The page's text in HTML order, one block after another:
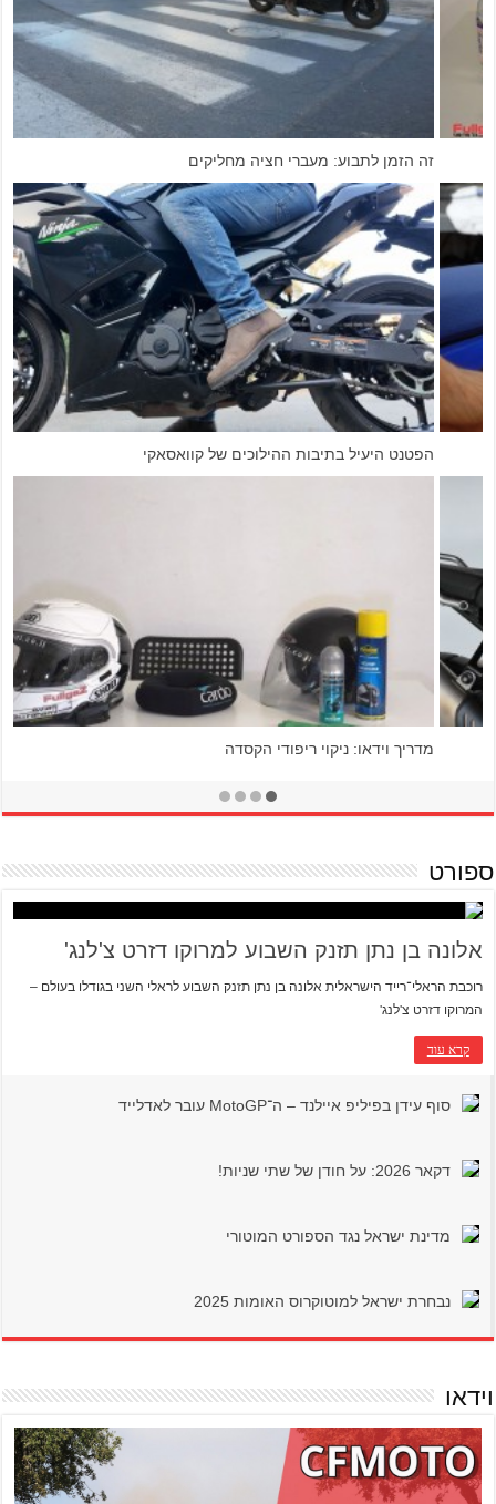
מדריך וידאו: ניקוי משקף וקסדה
מדריך טכני: כיוון סאג באופנוע שטח
מדריך: נשיאת נשק אישי על אופנוע
ספורט
אלונה בן נתן תזנק השבוע למרוקו דזרט צ'לנג'
רוכבת הראלי־רייד הישראלית אלונה בן נתן תזנק השבוע לראלי השני בגודלו בעולם –
המרוקו דזרט צ'לנג'
קרא עוד
סוף עידן בפיליפ איילנד – ה־MotoGP עובר לאדלייד
דקאר 2026: על חודן של שתי שניות!
מדינת ישראל נגד הספורט המוטורי
נבחרת ישראל למוטוקרוס האומות 2025
וידאו